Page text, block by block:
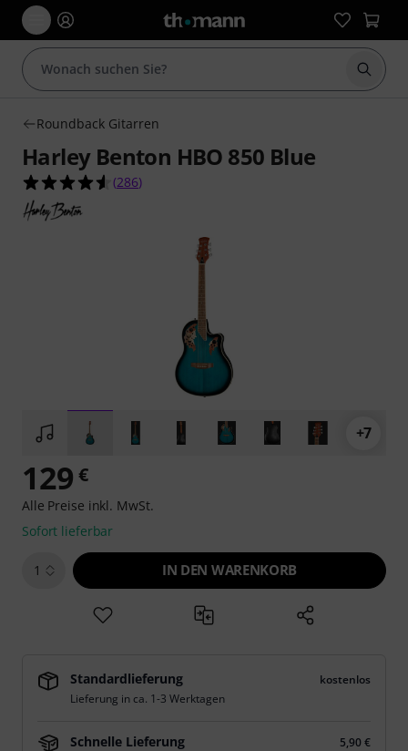
Suche
Roundback Gitarren
Harley Benton HBO 850 Blue
4.5 von 5 Sternen aus 286 Kundenbewertungen
(286)
+7
129 €
Alle Preise inkl. MwSt.
Sofort lieferbar
1 IN DEN WARENKORB
Standardlieferung
kostenlos
Lieferung in ca. 1-3 Werktagen
Schnelle Lieferung
5,90 €